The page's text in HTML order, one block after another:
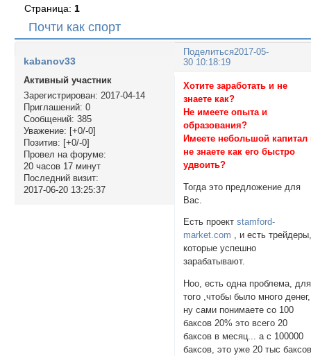
Почти как спорт
Страница: 1
Поделиться2017-05-
30 10:18:19
kabanov33
Активный участник
Зарегистрирован: 2017-04-14
Приглашений: 0
Сообщений: 385
Уважение: [+0/-0]
Позитив: [+0/-0]
Провел на форуме:
20 часов 17 минут
Последний визит:
2017-06-20 13:25:37
Хотите заработать и не
знаете как?
Не имеете опыта и
образования?
Имеете небольшой капитал
не знаете как его быстро
удвоить?
Тогда это предложение для
Вас.
Есть проектstamford-
market.com , и есть
которые успешно
зарабатывают.
Ноо, есть одна проблема, для
того ,чтобы было много денег,
ну сами понимаете со 100
баксов 20% это всего 20
баксов в месяц... а с 100000
баксов, это уже 20 тыс